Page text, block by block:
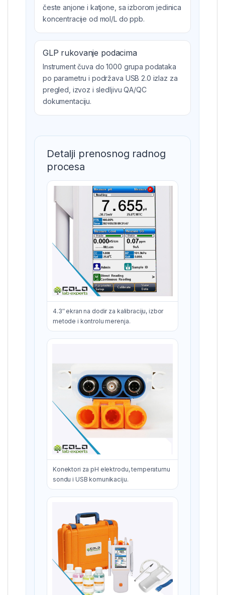
česte anjone i katjone, sa izborom jedinica
koncentracije od mol/L do ppb.
GLP rukovanje podacima
Instrument čuva do 1000 grupa podataka
po parametru i podržava USB 2.0 izlaz za
pregled, izvoz i sledljivu QA/QC
dokumentaciju.
Detalji prenosnog radnog
procesa
4.3″ ekran na dodir za kalibraciju, izbor
metode i kontrolu merenja.
Konektori za pH elektrodu, temperaturnu
sondu i USB komunikaciju.